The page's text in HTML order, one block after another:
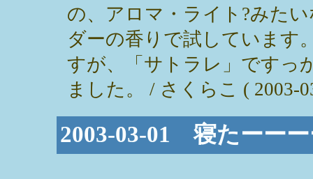
の、アロマ・ライト?みた
ダーの香りで試しています
すが、「サトラレ」ですっ
ました。 / さくらこ ( 2003-
2003-03-01 寝たーー